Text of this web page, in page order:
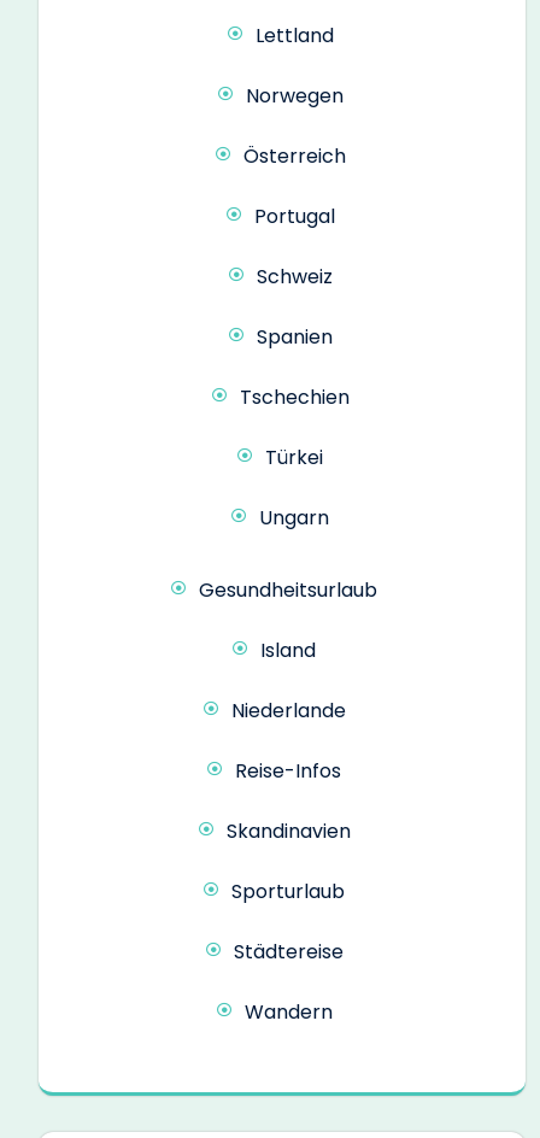
Lettland
Norwegen
Österreich
Portugal
Schweiz
Spanien
Tschechien
Türkei
Ungarn
Gesundheitsurlaub
Island
Niederlande
Reise-Infos
Skandinavien
Sporturlaub
Städtereise
Wandern